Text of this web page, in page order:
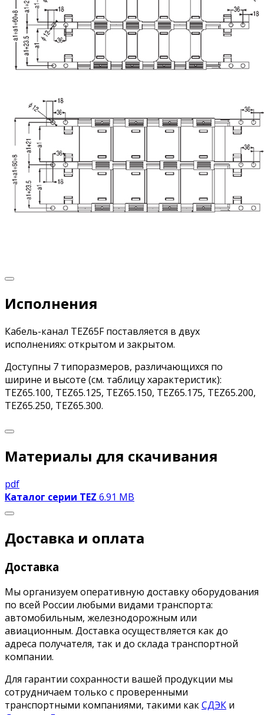
Исполнения
Кабель-канал TEZ65F поставляется в двух
исполнениях: открытом и закрытом.
Доступны 7 типоразмеров, различающихся по
ширине и высоте (см. таблицу характеристик):
TEZ65.100, TEZ65.125, TEZ65.150, TEZ65.175, TEZ65.200,
TEZ65.250, TEZ65.300.
Материалы для скачивания
pdf
Каталог серии TEZ 6.91 MB
Доставка и оплата
Доставка
Мы организуем оперативную доставку оборудования
по всей России любыми видами транспорта:
автомобильным, железнодорожным или
авиационным. Доставка осуществляется как до
адреса получателя, так и до склада транспортной
компании.
Для гарантии сохранности вашей продукции мы
сотрудничаем только с проверенными
транспортными компаниями, такими какСДЭК и